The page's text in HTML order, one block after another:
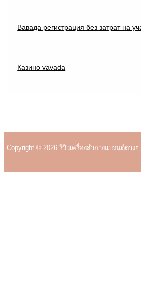
Вавада регистрация без затрат на
Казино vavada
Copyright © 2026 รีวิวเครื่องสำอางแบรนด์ต่าง